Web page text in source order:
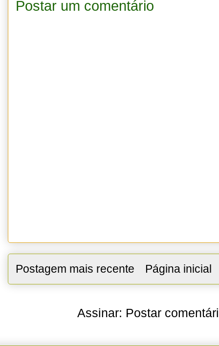
Postar um comentário
Postagem mais recente Página inicial
Assinar: Postar